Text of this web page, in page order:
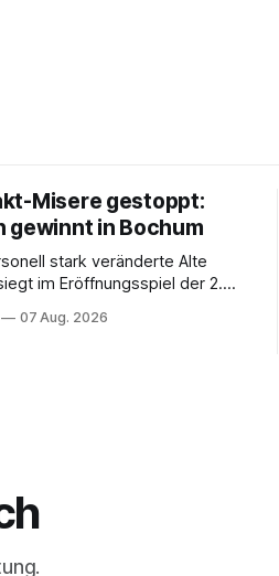
Misere gestoppt:
gewinnt in Bochum
stark veränderte Alte
im Eröffnungsspiel der 2.
07 Aug. 2026